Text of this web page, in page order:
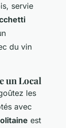
servie
du vin
un Local
les
avec
est